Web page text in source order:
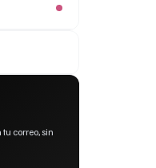
correo, sin